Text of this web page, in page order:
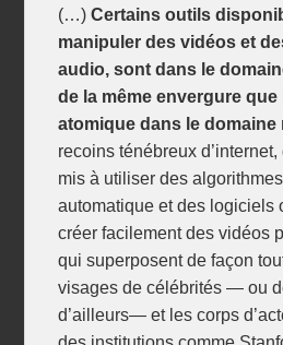
(…)Certains outils
manipuler des vidéos et
audio, sont dans le
de la même envergure que
atomique dans le domaine
recoins ténébreux
mis à utiliser des
automatique et des logiciels
créer facilement des vidéos
qui superposent de façon
visages de célébrités — ou
d’ailleurs— et les corps